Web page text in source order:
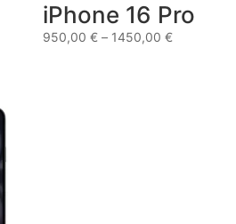
iPhone 16 Pro
950,00€ – 1450,00€